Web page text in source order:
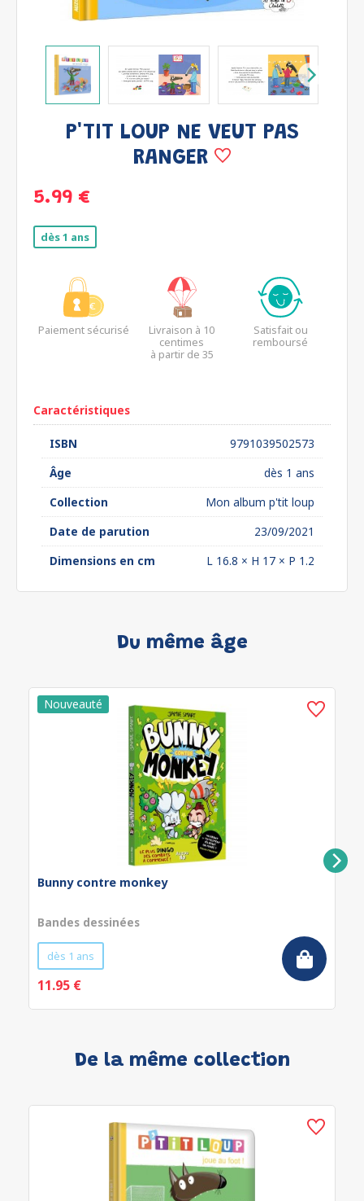
P'TIT LOUP NE VEUT PAS
RANGER
5.99 €
dès 1 ans
Paiement sécurisé
Livraison à 10
centimes
à partir de 35
Satisfait ou
remboursé
Caractéristiques
ISBN
9791039502573
Âge
dès 1 ans
Collection
Mon album p'tit loup
Date de parution
23/09/2021
Dimensions en cm
L 16.8 × H 17 × P 1.2
Du même âge
Bunny contre monkey
Bandes dessinées
dès 1 ans
11.95 €
De la même collection